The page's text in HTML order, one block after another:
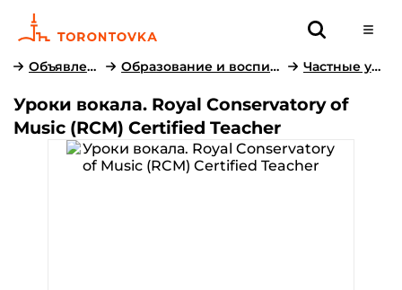
Объявления Образование и воспитание Частные уроки
Уроки вокала. Royal Conservatory of
Music (RCM) Certified Teacher